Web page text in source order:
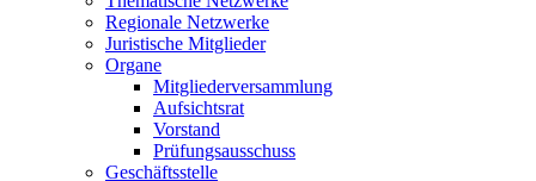
Regionale Netzwerke
Juristische Mitglieder
Organe
Mitgliederversammlung
Aufsichtsrat
Vorstand
Prüfungsausschuss
Geschäftsstelle